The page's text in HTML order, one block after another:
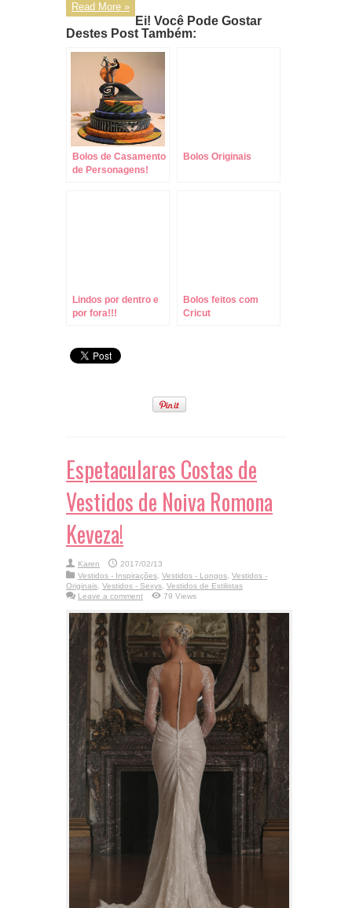
Read More »
Ei! Você Pode Gostar
Destes Post Também:
Bolos de Casamento
de Personagens!
Bolos Originais
Lindos por dentro e
por fora!!!
Bolos feitos com
Cricut
Espetaculares Costas de
Vestidos de Noiva Romona
Keveza!
Karen
2017/02/13
Vestidos - Inspirações Vestidos - Longos Vestidos -
Originais Vestidos - Sexys Vestidos de Estilistas
Leave a comment
79 Views